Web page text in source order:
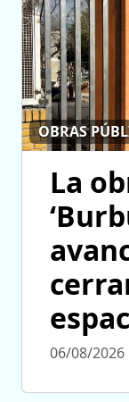
OBRAS
La
06/08/2026